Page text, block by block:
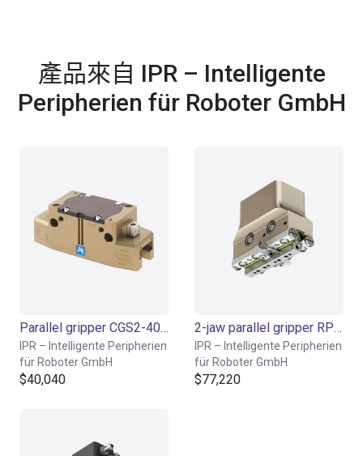
產品來自 IPR – Intelligente
Peripherien für Roboter GmbH
Parallel gripper CGS2-40 Series - | Pneumatic
IPR – Intelligente Peripherien
für Roboter GmbH
$40,040
2-jaw parallel gripper RP series with roller guide
IPR – Intelligente Peripherien
für Roboter GmbH
$77,220